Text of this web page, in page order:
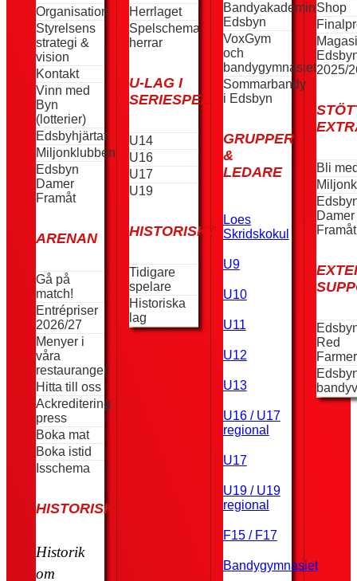
Organisation
Styrelsens
strategi &
vision
Kontakt
Vinn med
Byn
(lotterier)
Edsbyhjärtat
Miljonklubben
Edsbyn
Damer
Framåt
ARENAN
Gå på
match!
Entrépriser
2026/27
Menyer i
våra
restauranger
Hitta till oss
Ackreditering
press
Boka mat
Boka istid
Isschema
HISTORISKT
Historik
om
Herrlaget
Spelschema
herrar
U-LAG I
SERIESPEL
U14
U16
U17
U19
HISTORISKT
Tidigare
spelare
Historiska
lag
Bandyakademin
Edsbyn
VoxGym
och
bandygymnasiet
Sommarbandy
i Edsbyn
GRUPPER
&
LEDARE
Loes
Skridskokul
U9
U10
U11
U12
U13
U16 / U17
regional
U17
U19 / U19
regional
F15 / F17
Bandygymnasiet
Shop
2025/
Bli
Damer
Framåt
Red